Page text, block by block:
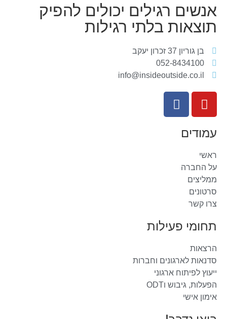
אנשים רגילים יכולים להפיק
תוצאות בלתי רגילות
בן גוריון 37 זכרון יעקב
052-8434100
info@insideoutside.co.il
עמודים
ראשי
על החברה
ממליצים
סרטונים
צרו קשר
תחומי פעילות
הרצאות
סדנאות לארגונים וחברות
ייעוץ לפיתוח ארגוני
הפעלות, גיבוש וODT
אימון אישי